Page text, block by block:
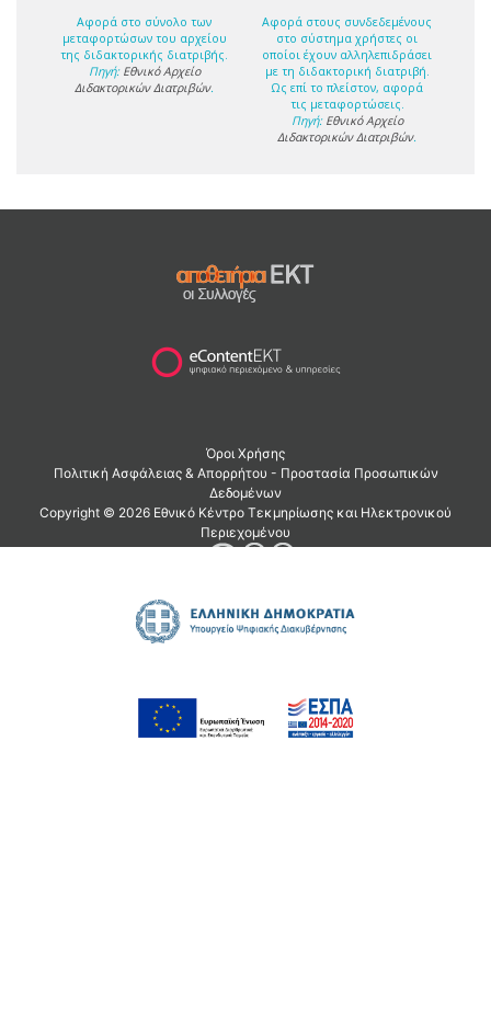
Αφορά στο σύνολο των
μεταφορτώσων του αρχείου
της διδακτορικής διατριβής.
Πηγή: Εθνικό Αρχείο
Διδακτορικών Διατριβών.
Αφορά στους συνδεδεμένους
στο σύστημα χρήστες οι
οποίοι έχουν αλληλεπιδράσει
με τη διδακτορική διατριβή.
Ως επί το πλείστον, αφορά
τις μεταφορτώσεις.
Πηγή: Εθνικό Αρχείο
Διδακτορικών Διατριβών.